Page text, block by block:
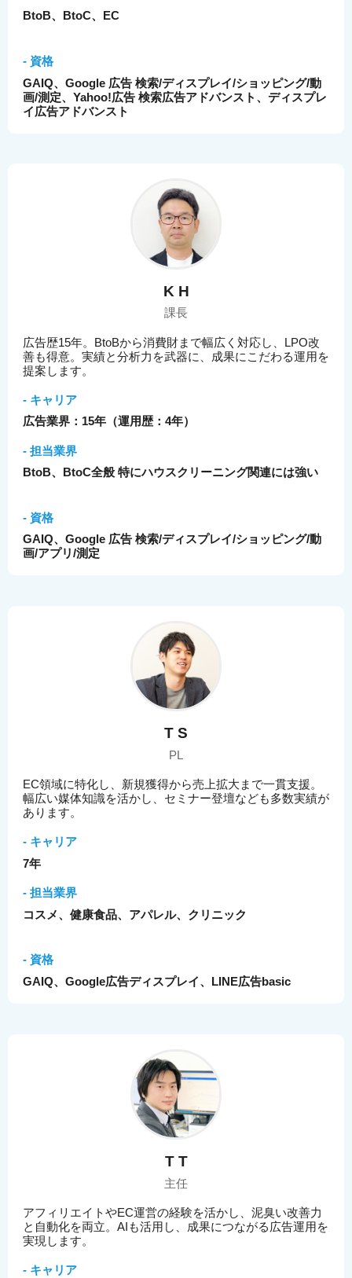
BtoB、BtoC、EC
- 資格
GAIQ、Google 広告 検索/ディスプレイ/ショッピング/動
画/測定、Yahoo!広告 検索広告アドバンスト、ディスプレ
イ広告アドバンスト
K H
課長
広告歴15年。BtoBから消費財まで幅広く対応し、LPO改
善も得意。実績と分析力を武器に、成果にこだわる運用を
提案します。
- キャリア
広告業界：15年（運用歴：4年）
- 担当業界
BtoB、BtoC全般 特にハウスクリーニング関連には強い
- 資格
GAIQ、Google 広告 検索/ディスプレイ/ショッピング/動
画/アプリ/測定
T S
PL
EC領域に特化し、新規獲得から売上拡大まで一貫支援。
幅広い媒体知識を活かし、セミナー登壇なども多数実績が
あります。
- キャリア
7年
- 担当業界
コスメ、健康食品、アパレル、クリニック
- 資格
GAIQ、Google広告ディスプレイ、LINE広告basic
T T
主任
アフィリエイトやEC運営の経験を活かし、泥臭い改善力
と自動化を両立。AIも活用し、成果につながる広告運用を
実現します。
- キャリア